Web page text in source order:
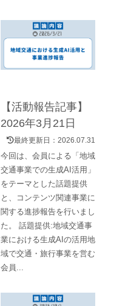
【活動報告記事】
2026年3月21日
最終更新日： 2026.07.31
今回は、会員による「地域
交通事業での生成AI活用」
をテーマとした話題提供
と、コンテンツ関連事業に
関する進捗報告を行いまし
た。 話題提供:地域交通事
業における生成AIの活用地
域で交通・旅行事業を営む
会員...